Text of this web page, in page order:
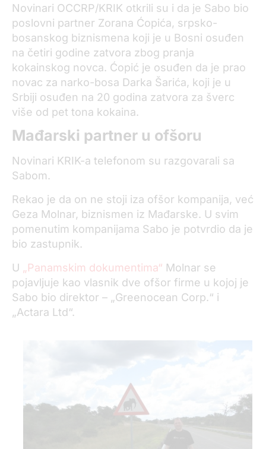
Novinari OCCRP/KRIK otkrili su i da je Sabo bio
poslovni partner Zorana Ćopića, srpsko-
bosanskog biznismena koji je u Bosni osuđen
na četiri godine zatvora zbog pranja
kokainskog novca. Ćopić je osuđen da je prao
novac za narko-bosa Darka Šarića, koji je u
Srbiji osuđen na 20 godina zatvora za šverc
više od pet tona kokaina.
Mađarski partner u ofšoru
Novinari KRIK-a telefonom su razgovarali sa
Sabom.
Rekao je da on ne stoji iza ofšor kompanija, već
Geza Molnar, biznismen iz Mađarske. U svim
pomenutim kompanijama Sabo je potvrdio da je
bio zastupnik.
U „Panamskim dokumentima“ Molnar se
pojavljuje kao vlasnik dve ofšor firme u kojoj je
Sabo bio direktor – „Greenocean Corp.“ i
„Actara Ltd“.